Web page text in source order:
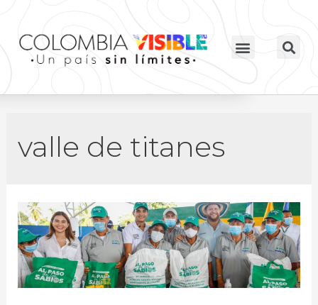
valle de titanes